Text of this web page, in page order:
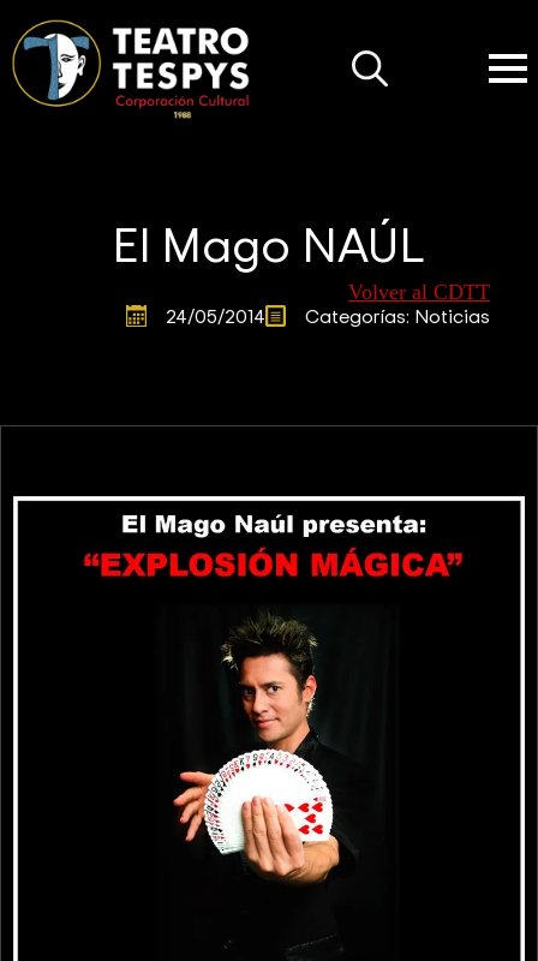
El Mago NAÚL
Volver al CDTT
24/05/2014 Categorías: Noticias